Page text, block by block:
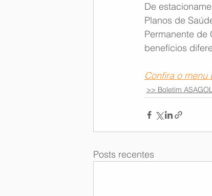
De
Planos de
Permanente de
benefícios
Confira o menu
>> Boletim
Posts recentes